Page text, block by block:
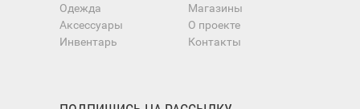
Одежда
Аксессуары
Инвентарь
Магазины
О проекте
Контакты